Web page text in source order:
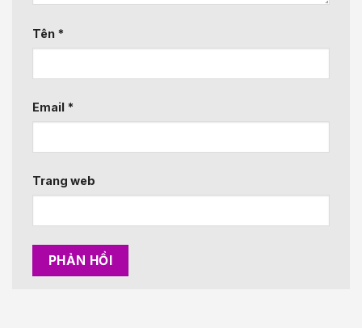
Tên *
Email *
Trang web